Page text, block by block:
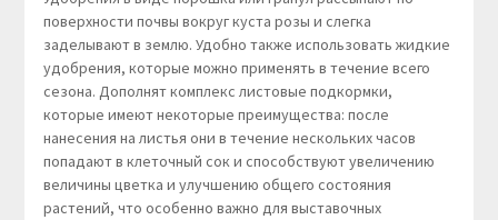
поверхности почвы вокруг куста розы и слегка
заделывают в землю. Удобно также использовать жидкие
удобрения, которые можно применять в течение всего
сезона. Дополнят комплекс листовые подкормки,
которые имеют некоторые преимущества: после
нанесения на листья они в течение нескольких часов
попадают в клеточный сок и способствуют увеличению
величины цветка и улучшению общего состояния
растений, что особенно важно для выставочных